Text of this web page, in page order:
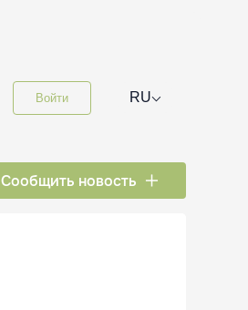
Войти RU⌵
Сообщить новость